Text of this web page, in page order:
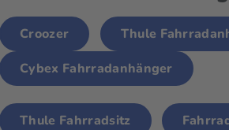
Croozer Thule
Cybex Fahrradanhänger
Thule Fahrradsitz